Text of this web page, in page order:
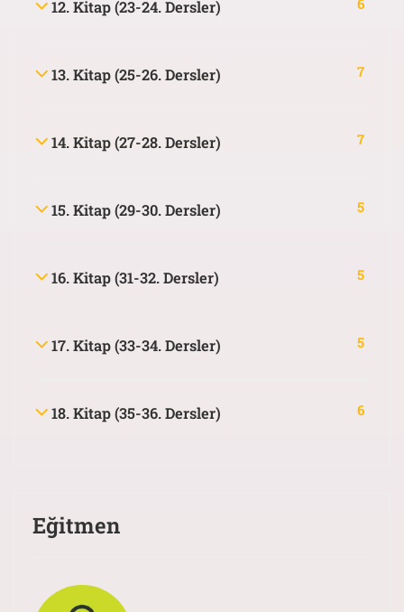
12. Kitap (23-24. Dersler) 6
13. Kitap (25-26. Dersler) 7
14. Kitap (27-28. Dersler) 7
15. Kitap (29-30. Dersler) 5
16. Kitap (31-32. Dersler) 5
17. Kitap (33-34. Dersler) 5
18. Kitap (35-36. Dersler) 6
Eğitmen